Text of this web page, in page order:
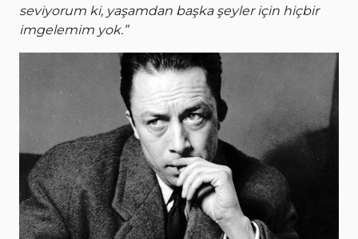
seviyorum ki, yaşamdan başka şeyler için hiçbir
imgelemim yok.”